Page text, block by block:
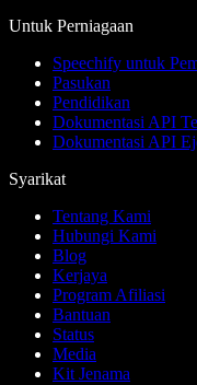
Untuk Perniagaan
Speechify untuk
Pasukan
Pendidikan
Dokumentasi API
Dokumentasi API
Syarikat
Tentang Kami
Hubungi Kami
Blog
Kerjaya
Program Afiliasi
Bantuan
Status
Media
Kit Jenama